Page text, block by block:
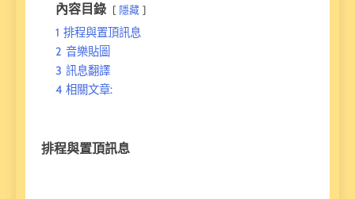
內容目錄 隱藏
1 排程與置頂訊息
2 音樂貼圖
3 訊息翻譯
4 相關文章:
排程與置頂訊息